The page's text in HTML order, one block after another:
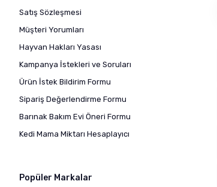
Satış Sözleşmesi
Müşteri Yorumları
Hayvan Hakları Yasası
Kampanya İstekleri ve Soruları
Ürün İstek Bildirim Formu
Sipariş Değerlendirme Formu
Barınak Bakım Evi Öneri Formu
Kedi Mama Miktarı Hesaplayıcı
Popüler Markalar